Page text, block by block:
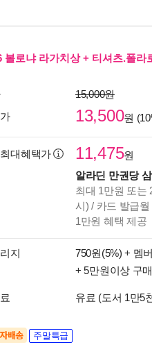
볼로냐 라가치상 + 티셔츠.폴라
15,000원
13,500원
대혜택가 11,475원
알라딘 만권당
최대 1만원 또는
시) / 카드 발급
1만원 혜택 제공
지 750원(5%) + 멤
+ 5만원이상 구
유료 (도서 1만5
배송 주말특급